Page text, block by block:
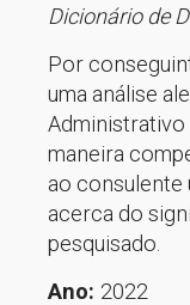
Dicionário de
Por
uma análise
Administrativo
maneira
ao consulente
acerca do
pesquisado.
Ano: 2022